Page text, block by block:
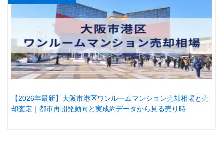
【2026年最新】大阪市港区ワンルームマンション売却相場と売
却査定｜都市再開発動向と実成約データから見る売り時